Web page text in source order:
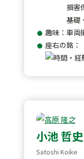
損害
基礎
趣味：車両
座右の銘：
小池 哲史
Satoshi Koike